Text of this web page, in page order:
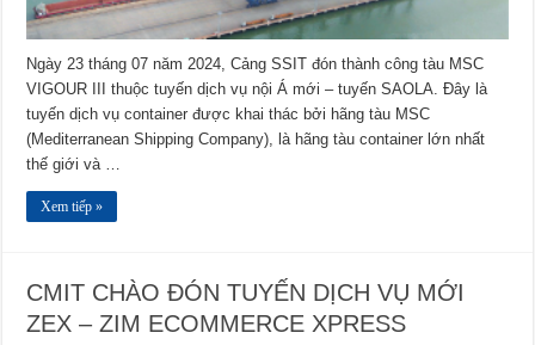
Ngày 23 tháng 07 năm 2024, Cảng SSIT đón thành công tàu MSC
VIGOUR III thuộc tuyến dịch vụ nội Á mới – tuyến SAOLA. Đây là
tuyến dịch vụ container được khai thác bởi hãng tàu MSC
(Mediterranean Shipping Company), là hãng tàu container lớn nhất
thế giới và …
Xem tiếp »
CMIT CHÀO ĐÓN TUYẾN DỊCH VỤ MỚI
ZEX – ZIM ECOMMERCE XPRESS